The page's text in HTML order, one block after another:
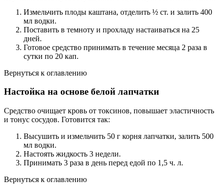
Измельчить плоды каштана, отделить ½ ст. и залить 400
мл водки.
Поставить в темноту и прохладу настаиваться на 25
дней.
Готовое средство принимать в течение месяца 2 раза в
сутки по 20 кап.
Вернуться к оглавлению
Настойка на основе белой лапчатки
Средство очищает кровь от токсинов, повышает эластичность
и тонус сосудов. Готовится так:
Высушить и измельчить 50 г корня лапчатки, залить 500
мл водки.
Настоять жидкость 3 недели.
Принимать 3 раза в день перед едой по 1,5 ч. л.
Вернуться к оглавлению